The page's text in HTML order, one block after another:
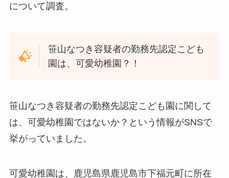
について調査。
笹山なつき容疑者の勤務先認定こども
園は、可愛幼稚園？！
笹山なつき容疑者の勤務先認定こども園に関して
は、可愛幼稚園ではないか？という情報がSNSで
挙がっていました。
可愛幼稚園は、鹿児島県鹿児島市下福元町に所在